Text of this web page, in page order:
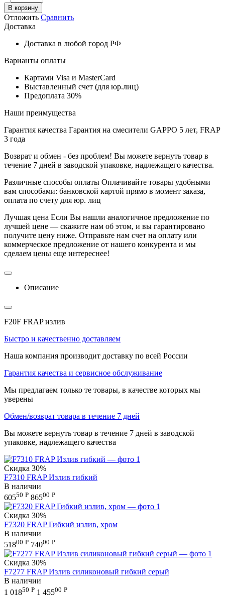
В корзину
Отложить Сравнить
Доставка
Доставка в любой город РФ
Варианты оплаты
Картами Visa и MasterCard
Выставленный счет (для юр.лиц)
Предоплата 30%
Наши преимущества
Гарантия качества Гарантия на смесители GAPPO 5 лет, FRAP
3 года
Возврат и обмен - без проблем! Вы можете вернуть товар в
течение 7 дней в заводской упаковке, надлежащего качества.
Различные способы оплаты Оплачивайте товары удобными
вам способами: банковской картой прямо в момент заказа,
оплата по счету для юр. лиц
Лучшая цена Если Вы нашли аналогичное предложение по
лучшей цене — скажите нам об этом, и вы гарантировано
получите цену ниже. Отправьте нам счет на оплату или
коммерческое предложение от нашего конкурента и мы
сделаем цены еще интереснее!
Описание
F20F FRAP излив
Быстро и качественно доставляем
Наша компания производит доставку по всей России
Гарантия качества и сервисное обслуживание
Мы предлагаем только те товары, в качестве которых мы
уверены
Обмен/возврат товара в течение 7 дней
Вы можете вернуть товар в течение 7 дней в заводской
упаковке, надлежащего качества
Скидка 30%
F7310 FRAP Излив гибкий
В наличии
60550 Р 86500 Р
Скидка 30%
F7320 FRAP Гибкий излив, хром
В наличии
51800 Р 74000 Р
Скидка 30%
F7277 FRAP Излив силиконовый гибкий серый
В наличии
1 01850 Р 1 45500 Р